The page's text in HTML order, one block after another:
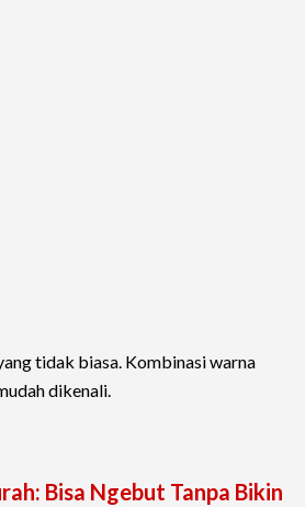
tidak biasa. Kombinasi warna
dikenali.
Bisa Ngebut Tanpa Bikin